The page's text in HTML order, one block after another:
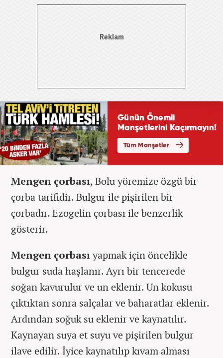
Mengen çorbası, Bolu yöremize özgü bir
çorba tarifidir. Bulgur ile pişirilen bir
çorbadır. Ezogelin çorbası ile benzerlik
gösterir.
Mengen çorbasıyapmak için öncelikle
bulgur suda haşlanır. Ayrı bir tencerede
soğan kavurulur ve un eklenir. Un kokusu
çıktıktan sonra salçalar ve baharatlar eklenir.
Ardından soğuk su eklenir ve kaynatılır.
Kaynayan suya et suyu ve pişirilen bulgur
ilave edilir. İyice kaynatılıp kıvam alması